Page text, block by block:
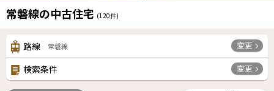
常磐線の中古住宅 (120件)
路線 常磐線 変更
検索条件 変更